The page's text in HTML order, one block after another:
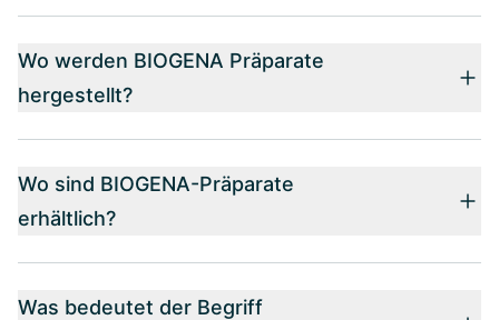
Wo werden BIOGENA Präparate
hergestellt?
Wo sind BIOGENA-Präparate
erhältlich?
Was bedeutet der Begriff